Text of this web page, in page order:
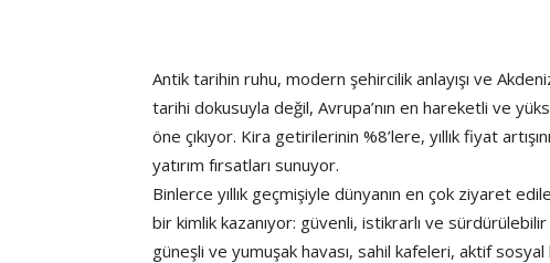
Antik tarihin ruhu, modern şehircilik anlayışı ve
tarihi dokusuyla değil, Avrupa’nın en hareketli ve
öne çıkıyor. Kira getirilerinin %8’lere, yıllık fiyat
yatırım fırsatları sunuyor.
Binlerce yıllık geçmişiyle dünyanın en çok ziyaret
bir kimlik kazanıyor: güvenli, istikrarlı ve
güneşli ve yumuşak havası, sahil kafeleri, aktif sosyal